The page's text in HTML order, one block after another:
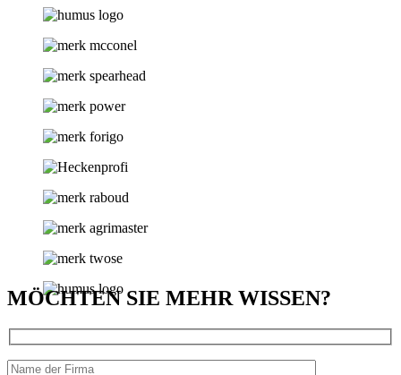
MÖCHTEN SIE MEHR WISSEN?